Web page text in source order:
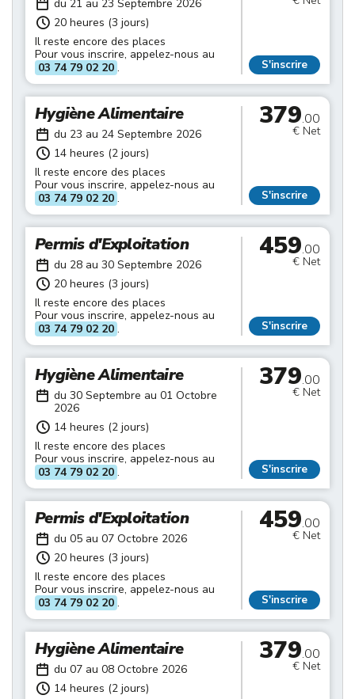
du 21 au 23 Septembre 2026
20 heures (3 jours)
Il reste encore des places
Pour vous inscrire, appelez-nous au
03 74 79 02 20 . S'inscrire
Hygiène Alimentaire
du 23 au 24 Septembre 2026
14 heures (2 jours)
Il reste encore des places
Pour vous inscrire, appelez-nous au
03 74 79 02 20 .
379.00
€ Net
S'inscrire
Permis d'Exploitation
du 28 au 30 Septembre 2026
20 heures (3 jours)
Il reste encore des places
Pour vous inscrire, appelez-nous au
03 74 79 02 20 .
459.00
€ Net
S'inscrire
Hygiène Alimentaire
du 30 Septembre au 01 Octobre
2026
14 heures (2 jours)
Il reste encore des places
Pour vous inscrire, appelez-nous au
03 74 79 02 20 .
379.00
€ Net
S'inscrire
Permis d'Exploitation
du 05 au 07 Octobre 2026
20 heures (3 jours)
Il reste encore des places
Pour vous inscrire, appelez-nous au
03 74 79 02 20 .
459.00
€ Net
S'inscrire
Hygiène Alimentaire
du 07 au 08 Octobre 2026
14 heures (2 jours)
379.00
€ Net